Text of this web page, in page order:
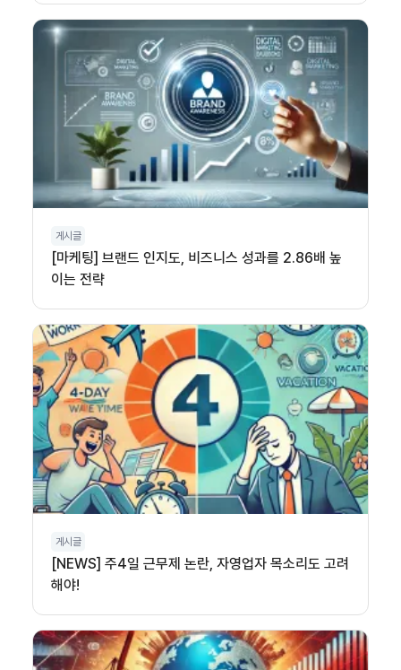
게시글
[마케팅] 브랜드 인지도, 비즈니스 성과를 2.86배 높
이는 전략
게시글
[NEWS] 주4일 근무제 논란, 자영업자 목소리도 고려
해야!